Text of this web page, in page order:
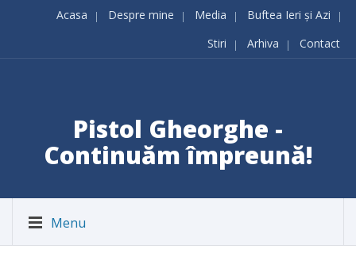
Acasa Despre mine Media
Buftea Ieri și Azi
Stiri
Arhiva Contact
Pistol Gheorghe -
Continuăm împreună!
Menu